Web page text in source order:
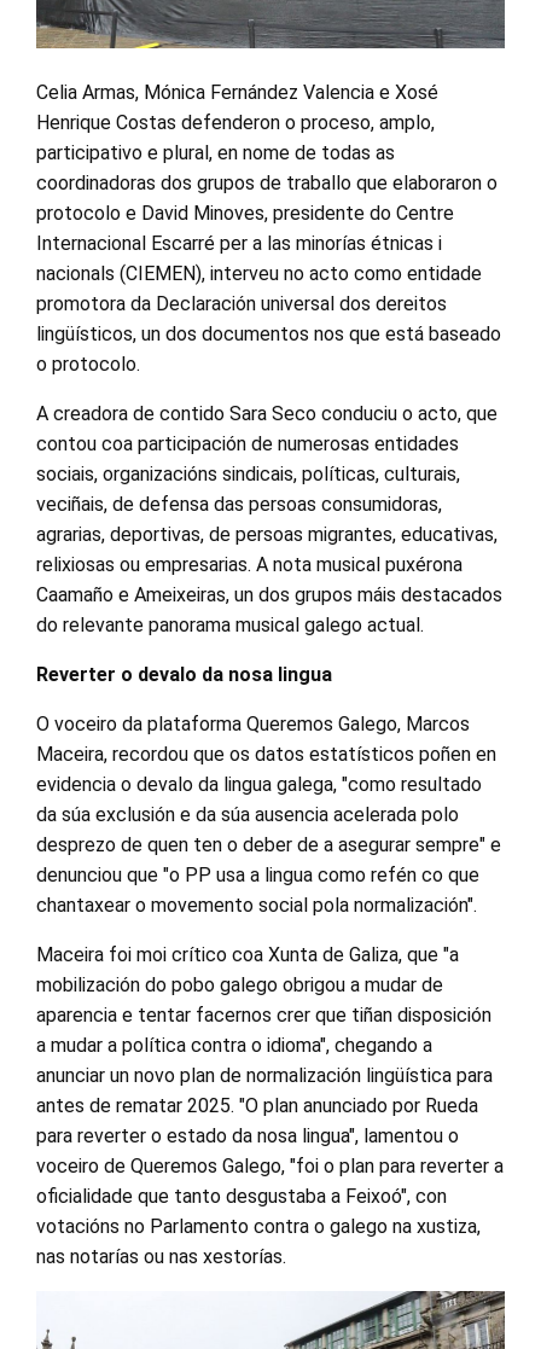
Celia Armas, Mónica Fernández Valencia e Xosé
Henrique Costas defenderon o proceso, amplo,
participativo e plural, en nome de todas as
coordinadoras dos grupos de traballo que elaboraron o
protocolo e David Minoves, presidente do Centre
Internacional Escarré per a las minorías étnicas i
nacionals (CIEMEN), interveu no acto como entidade
promotora da Declaración universal dos dereitos
lingüísticos, un dos documentos nos que está baseado
o protocolo.
A creadora de contido Sara Seco conduciu o acto, que
contou coa participación de numerosas entidades
sociais, organizacións sindicais, políticas, culturais,
veciñais, de defensa das persoas consumidoras,
agrarias, deportivas, de persoas migrantes, educativas,
relixiosas ou empresarias. A nota musical puxérona
Caamaño e Ameixeiras, un dos grupos máis destacados
do relevante panorama musical galego actual.
Reverter o devalo da nosa lingua
O voceiro da plataforma Queremos Galego, Marcos
Maceira, recordou que os datos estatísticos poñen en
evidencia o devalo da lingua galega, "como resultado
da súa exclusión e da súa ausencia acelerada polo
desprezo de quen ten o deber de a asegurar sempre" e
denunciou que "o PP usa a lingua como refén co que
chantaxear o movemento social pola normalización".
Maceira foi moi crítico coa Xunta de Galiza, que "a
mobilización do pobo galego obrigou a mudar de
aparencia e tentar facernos crer que tiñan disposición
a mudar a política contra o idioma", chegando a
anunciar un novo plan de normalización lingüística para
antes de rematar 2025. "O plan anunciado por Rueda
para reverter o estado da nosa lingua", lamentou o
voceiro de Queremos Galego, "foi o plan para reverter a
oficialidade que tanto desgustaba a Feixoó", con
votacións no Parlamento contra o galego na xustiza,
nas notarías ou nas xestorías.